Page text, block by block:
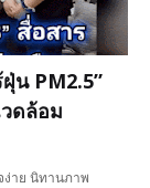
น PM2.5”
ดล้อม
ง่าย นิทานภาพ